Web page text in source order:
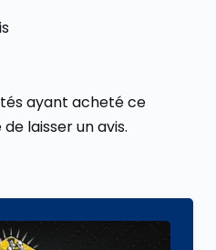
ayant acheté ce
laisser un avis.